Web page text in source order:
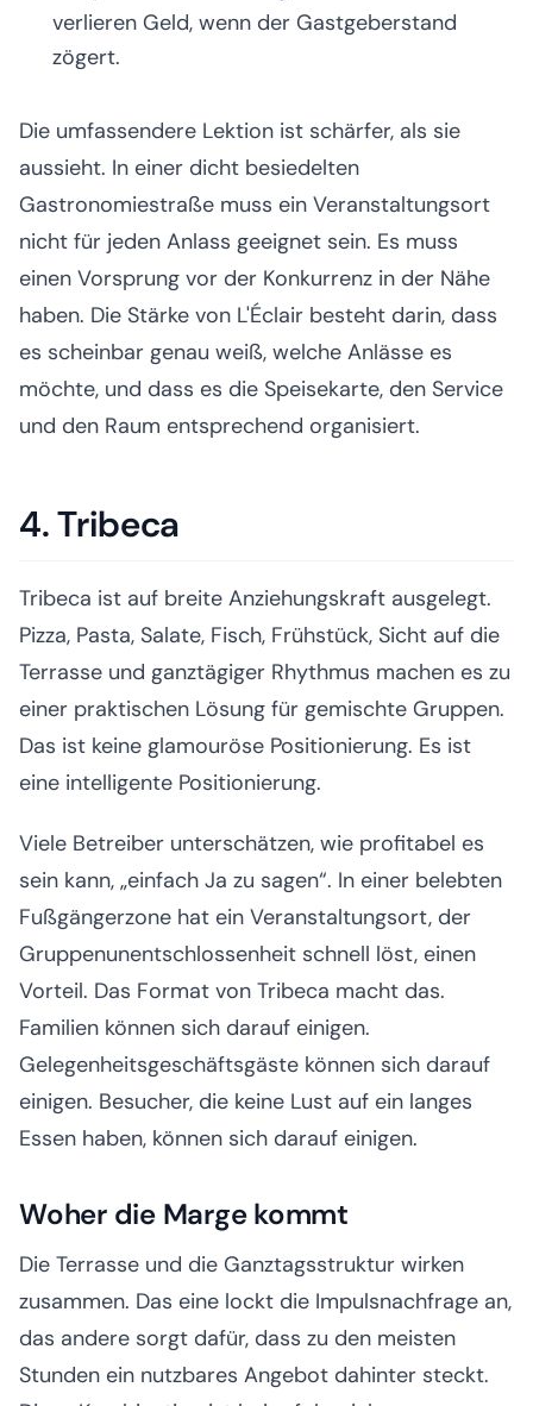
verlieren Geld, wenn der Gastgeberstand
zögert.
Die umfassendere Lektion ist schärfer, als sie
aussieht. In einer dicht besiedelten
Gastronomiestraße muss ein Veranstaltungsort
nicht für jeden Anlass geeignet sein. Es muss
einen Vorsprung vor der Konkurrenz in der Nähe
haben. Die Stärke von L'Éclair besteht darin, dass
es scheinbar genau weiß, welche Anlässe es
möchte, und dass es die Speisekarte, den Service
und den Raum entsprechend organisiert.
4. Tribeca
Tribeca ist auf breite Anziehungskraft ausgelegt.
Pizza, Pasta, Salate, Fisch, Frühstück, Sicht auf die
Terrasse und ganztägiger Rhythmus machen es zu
einer praktischen Lösung für gemischte Gruppen.
Das ist keine glamouröse Positionierung. Es ist
eine intelligente Positionierung.
Viele Betreiber unterschätzen, wie profitabel es
sein kann, „einfach Ja zu sagen“. In einer belebten
Fußgängerzone hat ein Veranstaltungsort, der
Gruppenunentschlossenheit schnell löst, einen
Vorteil. Das Format von Tribeca macht das.
Familien können sich darauf einigen.
Gelegenheitsgeschäftsgäste können sich darauf
einigen. Besucher, die keine Lust auf ein langes
Essen haben, können sich darauf einigen.
Woher die Marge kommt
Die Terrasse und die Ganztagsstruktur wirken
zusammen. Das eine lockt die Impulsnachfrage an,
das andere sorgt dafür, dass zu den meisten
Stunden ein nutzbares Angebot dahinter steckt.